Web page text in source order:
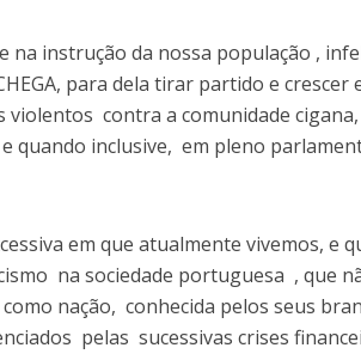
na instrução da nossa população ,
para dela tirar partido e
violentos contra a comunidade
quando inclusive, em pleno
em que atualmente vivemos, e
na sociedade portuguesa , que
nação, conhecida pelos seus
pelas sucessivas crises